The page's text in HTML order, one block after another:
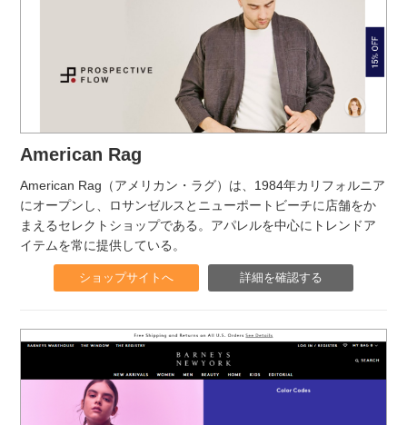
American Rag
American Rag（アメリカン・ラグ）は、1984年カリフォルニア
にオープンし、ロサンゼルスとニューポートビーチに店舗をか
まえるセレクトショップである。アパレルを中心にトレンドア
イテムを常に提供している。
ショップサイトへ 詳細を確認する